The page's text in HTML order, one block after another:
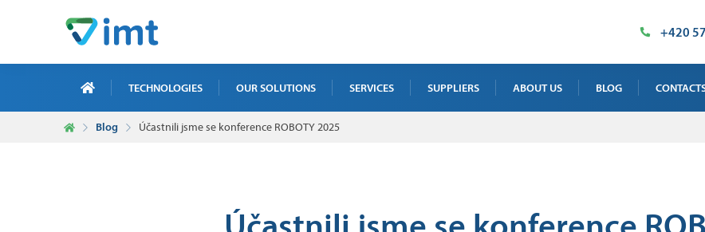
+420
TECHNOLOGIES OUR SOLUTIONS SERVICES
X-RAY TEST SERVICE
TRAINING
SUPPLIERS ABOUT US BLOG
Blog Účastnili jsme se konference ROBOTY 2025